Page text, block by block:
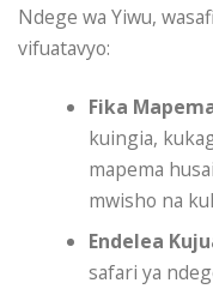
Ndege wa Yiwu,
vifuatavyo:
Fika
kuingia,
mapema
mwisho na
Endelea
safari ya